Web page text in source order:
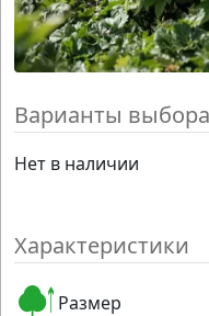
Варианты выбора
Нет в наличии
Характеристики
Размер